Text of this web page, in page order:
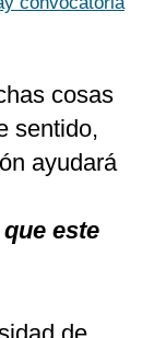
cosas
sentido,
ayudará
este